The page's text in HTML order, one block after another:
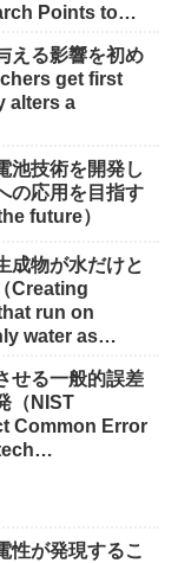
Points to
える影響を初め
get first
alters a
池技術を開発し
の応用を目指す
future）
成物が水だけと
Creating
run on
water as
せる一般的誤差
（NIST
Common Error
性が発現するこ